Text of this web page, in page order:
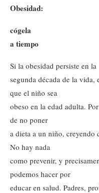
Obesidad:
cógela
a tiempo
Si la obesidad persiste en la
segunda década de la vida,
que el niño sea
obeso en la edad adulta.
de no poner
a dieta a un niño, creyendo
No hay nada
como prevenir, y
podemos hacer por
educar en salud. Padres,